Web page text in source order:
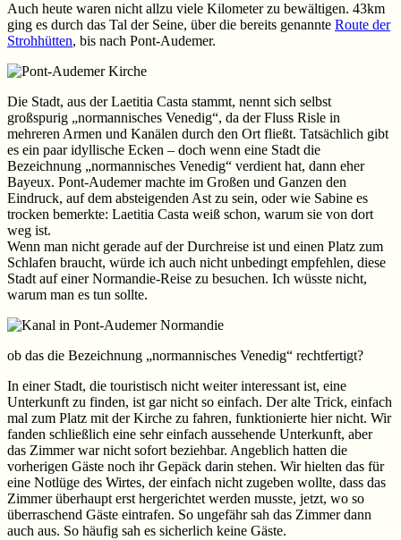
Auch heute waren nicht allzu viele Kilometer zu bewältigen. 43km
ging es durch das Tal der Seine, über die bereits genannte Route der
Strohhütten, bis nach Pont-Audemer.
Die Stadt, aus der Laetitia Casta stammt, nennt sich selbst
großspurig „normannisches Venedig“, da der Fluss Risle in
mehreren Armen und Kanälen durch den Ort fließt. Tatsächlich gibt
es ein paar idyllische Ecken – doch wenn eine Stadt die
Bezeichnung „normannisches Venedig“ verdient hat, dann eher
Bayeux. Pont-Audemer machte im Großen und Ganzen den
Eindruck, auf dem absteigenden Ast zu sein, oder wie Sabine es
trocken bemerkte: Laetitia Casta weiß schon, warum sie von dort
weg ist.
Wenn man nicht gerade auf der Durchreise ist und einen Platz zum
Schlafen braucht, würde ich auch nicht unbedingt empfehlen, diese
Stadt auf einer Normandie-Reise zu besuchen. Ich wüsste nicht,
warum man es tun sollte.
ob das die Bezeichnung „normannisches Venedig“ rechtfertigt?
In einer Stadt, die touristisch nicht weiter interessant ist, eine
Unterkunft zu finden, ist gar nicht so einfach. Der alte Trick, einfach
mal zum Platz mit der Kirche zu fahren, funktionierte hier nicht. Wir
fanden schließlich eine sehr einfach aussehende Unterkunft, aber
das Zimmer war nicht sofort beziehbar. Angeblich hatten die
vorherigen Gäste noch ihr Gepäck darin stehen. Wir hielten das für
eine Notlüge des Wirtes, der einfach nicht zugeben wollte, dass das
Zimmer überhaupt erst hergerichtet werden musste, jetzt, wo so
überraschend Gäste eintrafen. So ungefähr sah das Zimmer dann
auch aus. So häufig sah es sicherlich keine Gäste.